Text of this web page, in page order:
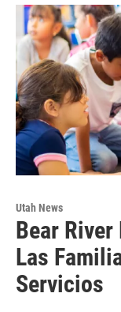
Utah News
Bear River
Las
Servicios